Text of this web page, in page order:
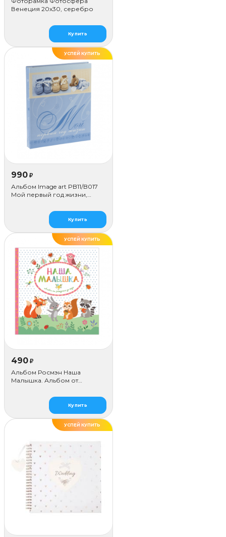
Венеция 20x30, серебро
Купить
УСПЕЙ КУПИТЬ
990 ₽
Альбом Image art PB11/B017
Мой первый год жизни,
Купить
УСПЕЙ КУПИТЬ
490 ₽
Альбом Росмэн Наша
Малышка. Альбом от
Купить
УСПЕЙ КУПИТЬ